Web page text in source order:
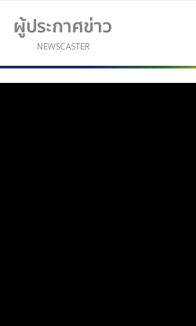
ผู้ประกาศข่าว
NEWSCASTER